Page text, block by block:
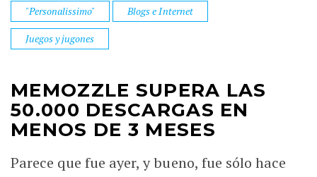
"Personalissimo" Blogs e Internet
Juegos y jugones
MEMOZZLE SUPERA LAS
50.000 DESCARGAS EN
MENOS DE 3 MESES
Parece que fue ayer, y bueno, fue sólo hace